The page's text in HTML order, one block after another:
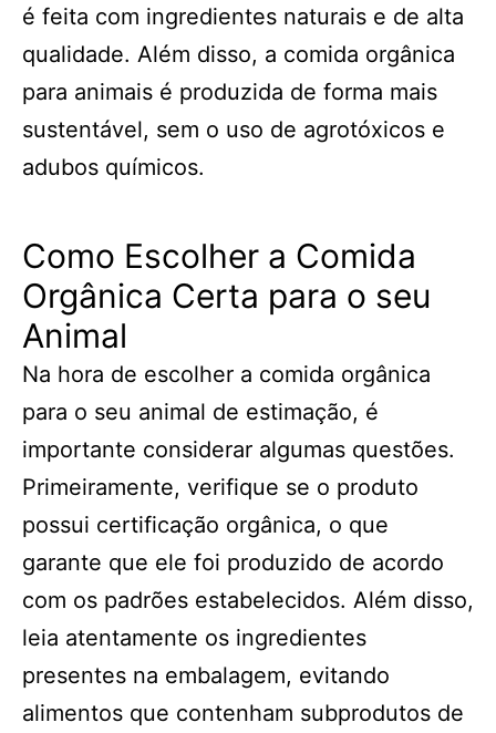
é feita com ingredientes naturais e de alta
qualidade. Além disso, a comida orgânica
para animais é produzida de forma mais
sustentável, sem o uso de agrotóxicos e
adubos químicos.
Como Escolher a Comida
Orgânica Certa para o seu
Animal
Na hora de escolher a comida orgânica
para o seu animal de estimação, é
importante considerar algumas questões.
Primeiramente, verifique se o produto
possui certificação orgânica, o que
garante que ele foi produzido de acordo
com os padrões estabelecidos. Além disso,
leia atentamente os ingredientes
presentes na embalagem, evitando
alimentos que contenham subprodutos de